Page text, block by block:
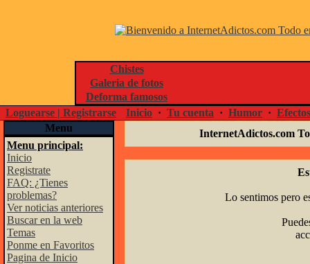
Chistes
Galeria de fotos
Deforma famosos
Loguearse | Registrarse
Inicio · Tu cuenta · Humor ·
Menu
Menu principal:
Inicio
Registrate
FAQ: ¿Tienes
problemas?
Ver noticias anteriores
Buscar en la web
Temas
Ponme en Favoritos
Pagina de Inicio
InternetAdictos.com
Lo sentimos pero